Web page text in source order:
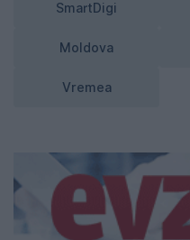
SmartDigi
Moldova
Vremea